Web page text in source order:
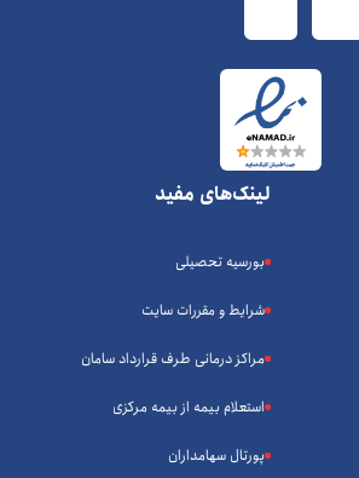
لینک‌های مفید
بورسیه تحصیلی
شرایط و مقررات سایت
مراکز درمانی طرف قرارداد سامان
استعلام بیمه از بیمه مرکزی
پورتال سهامداران